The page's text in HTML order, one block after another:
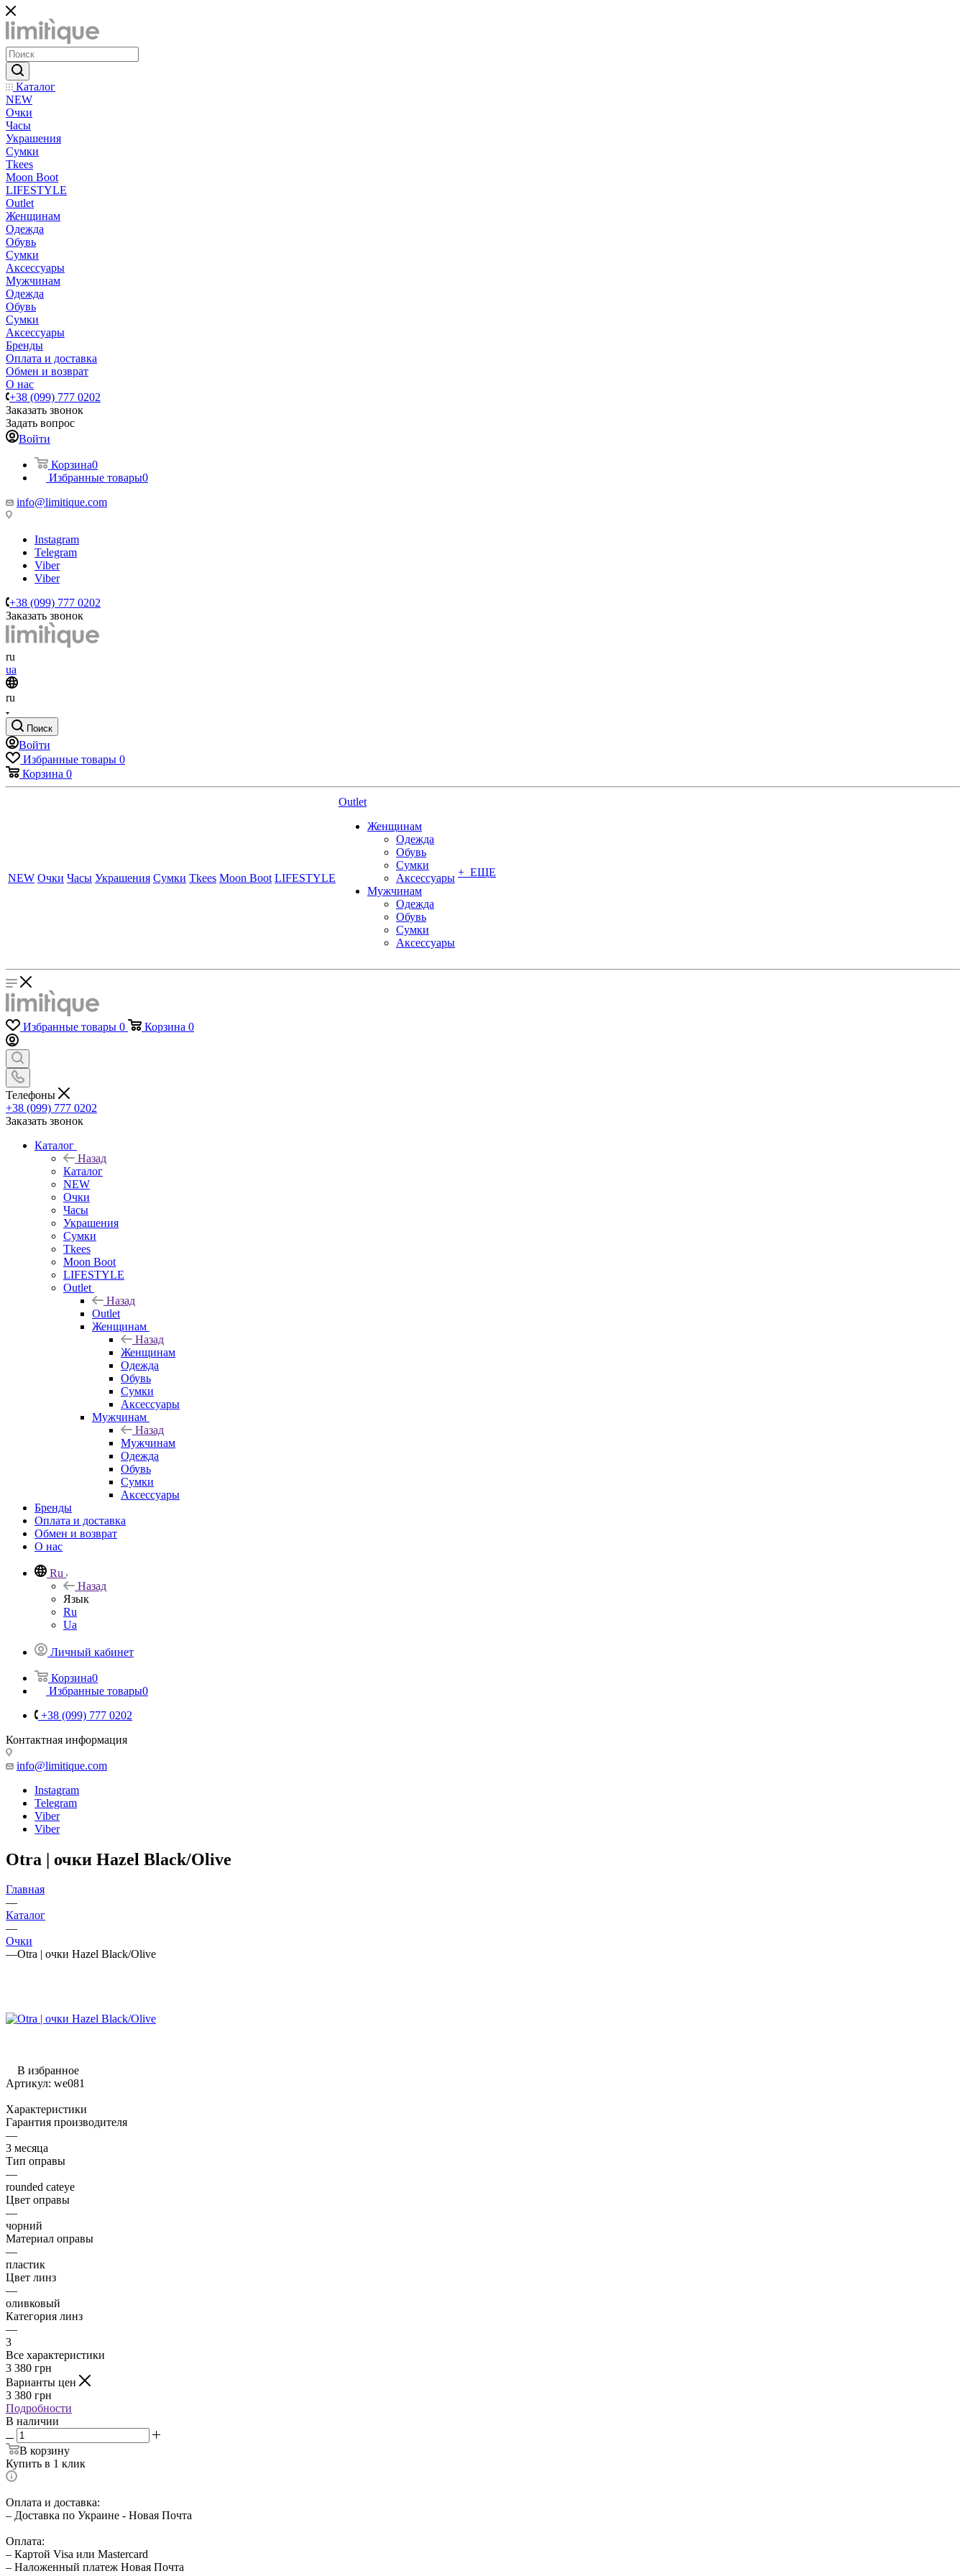
Каталог
NEW
Очки
Часы
Украшения
Сумки
Tkees
Moon Boot
LIFESTYLE
Outlet
Женщинам
Одежда
Обувь
Сумки
Аксессуары
Мужчинам
Одежда
Обувь
Сумки
Аксессуары
Бренды
Оплата и доставка
Обмен и возврат
О нас
+38 (099) 777 0202
Заказать звонок
Задать вопрос
Войти
Корзина0
Избранные товары0
info@limitique.com
Instagram
Telegram
Viber
Viber
+38 (099) 777 0202
Заказать звонок
ru
ua
ru
Поиск
Войти
Избранные товары 0
Корзина 0
NEW Очки Часы Украшения Сумки Tkees Moon Boot LIFESTYLE
Outlet
Женщинам
Одежда
Обувь
Сумки
Аксессуары
Мужчинам
Одежда
Обувь
Сумки
Аксессуары
+ ЕЩЕ
Избранные товары 0 Корзина 0
Телефоны
+38 (099) 777 0202
Заказать звонок
Каталог
Назад
Каталог
NEW
Очки
Часы
Украшения
Сумки
Tkees
Moon Boot
LIFESTYLE
Outlet
Назад
Outlet
Женщинам
Назад
Женщинам
Одежда
Обувь
Сумки
Аксессуары
Мужчинам
Назад
Мужчинам
Одежда
Обувь
Сумки
Аксессуары
Бренды
Оплата и доставка
Обмен и возврат
О нас
Ru
Назад
Язык
Ru
Ua
Личный кабинет
Корзина0
Избранные товары0
+38 (099) 777 0202
Контактная информация
info@limitique.com
Instagram
Telegram
Viber
Viber
Otra | очки Hazel Black/Olive
Главная
—
Каталог
—
Очки
—Otra | очки Hazel Black/Olive
В избранное
Артикул: we081
Характеристики
Гарантия производителя
—
3 месяца
Тип оправы
—
rounded cateye
Цвет оправы
—
чорний
Материал оправы
—
пластик
Цвет линз
—
оливковый
Категория линз
—
3
Все характеристики
3 380 грн
Варианты цен
3 380 грн
Подробности
В наличии
В корзину
Купить в 1 клик
Оплата и доставка:
– Доставка по Украине - Новая Почта
Оплата:
– Картой Visa или Mastercard
– Наложенный платеж Новая Почта